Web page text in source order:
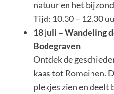
natuur en het
Tijd: 10.30 – 12.30
18 juli – Wandeling
Bodegraven
Ontdek de
kaas tot Romeinen.
plekjes zien en deelt